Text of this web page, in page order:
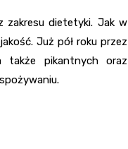
zakresu dietetyki. Jak w
Już pół roku przez
także pikantnych oraz